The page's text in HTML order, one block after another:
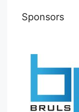
Sponsors